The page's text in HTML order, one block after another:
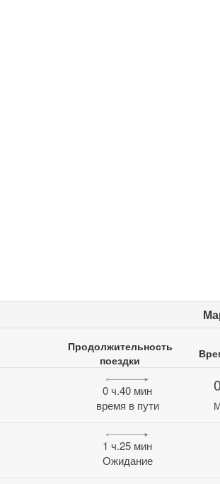
Продолжительность
поездки
0 ч.40 мин
время в пути
1 ч.25 мин
Ожидание